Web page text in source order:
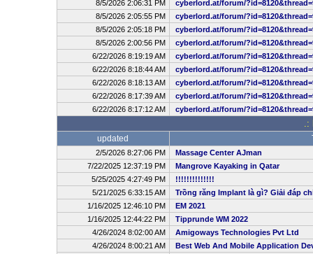
8/5/2026 2:06:31 PM
cyberlord.at/forum/
8/5/2026 2:05:55 PM
cyberlord.at/forum/
8/5/2026 2:05:18 PM
cyberlord.at/forum/
8/5/2026 2:00:56 PM
cyberlord.at/forum/
6/22/2026 8:19:19 AM
cyberlord.at/forum/
6/22/2026 8:18:44 AM
cyberlord.at/forum/
6/22/2026 8:18:13 AM
cyberlord.at/forum/
6/22/2026 8:17:39 AM
cyberlord.at/forum/
6/22/2026 8:17:12 AM
cyberlord.at/forum/
.:
updated
2/5/2026 8:27:06 PM
Massage Center AJman
7/22/2025 12:37:19 PM
Mangrove Kayaking in Qatar
5/25/2025 4:27:49 PM
!!!!!!!!!!!!!!
5/21/2025 6:33:15 AM
Trồng răng Implant là gì? Giải đáp
1/16/2025 12:46:10 PM
EM 2021
1/16/2025 12:44:22 PM
Tipprunde WM 2022
4/26/2024 8:02:00 AM
Amigoways Technologies Pvt Ltd
4/26/2024 8:00:21 AM
Best Web And Mobile Application